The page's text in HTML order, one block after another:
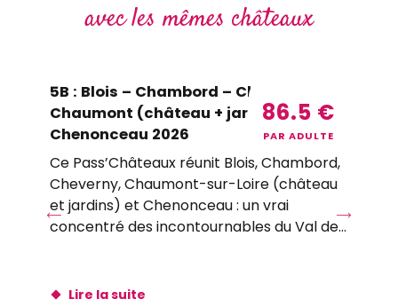
avec les mêmes châteaux
86.5 €
PAR ADULTE
5B : Blois – Chambord – Cheverny –
Chaumont (château + jardins) –
Chenonceau 2026
Ce Pass’Châteaux réunit Blois, Chambord,
Cheverny, Chaumont-sur-Loire (château
et jardins) et Chenonceau : un vrai
concentré des incontournables du Val de
Lire la suite